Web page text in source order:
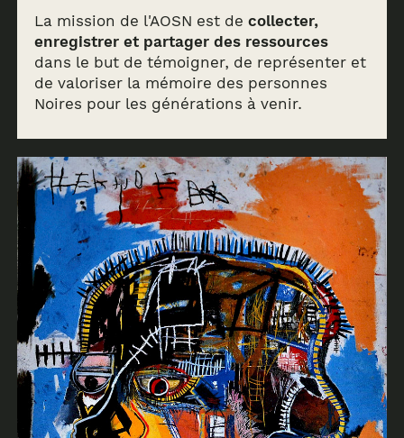
La mission de l'AOSN est decollecter,
enregistrer et partager des ressources
dans le but de témoigner, de représenter et
de valoriser la mémoire des personnes
Noires pour les générations à venir.